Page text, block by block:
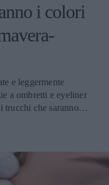
i colori
e leggermente
a ombretti e eyeliner
trucchi che saranno